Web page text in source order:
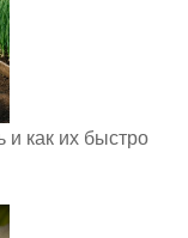
и как их быстро